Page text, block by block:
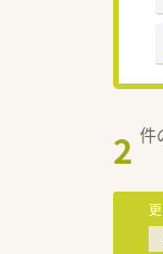
2 件